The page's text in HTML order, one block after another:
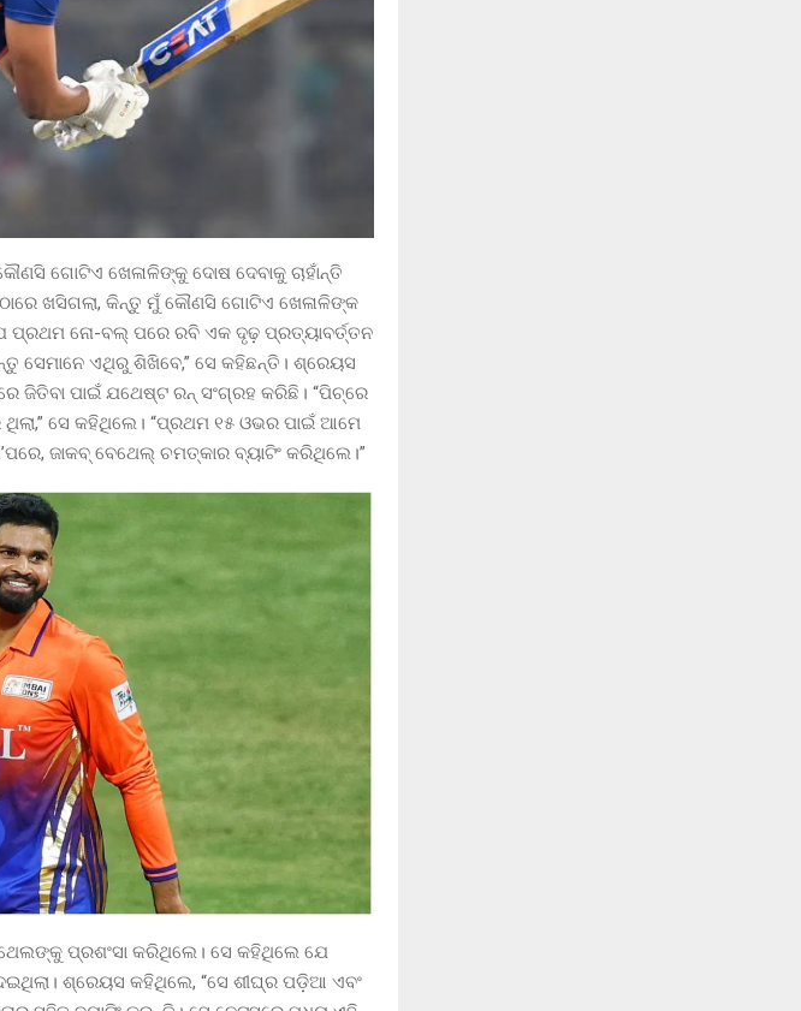
ଗୋଟିଏ ଖେଳାଳିଙ୍କୁ ଦୋଷ ଦେବାକୁ ଚାହାଁନ୍ତି
ଖସିଗଲା, କିନ୍ତୁ ମୁଁ କୌଣସି ଗୋଟିଏ ଖେଳାଳିଙ୍କ
ପ୍ରଥମ ନୋ-ବଲ୍ ପରେ ରବି ଏକ ଦୃଢ଼ ପ୍ରତ୍ୟାବର୍ତ୍ତନ
ସେମାନେ ଏଥିରୁ ଶିଖିବେ,” ସେ କହିଛନ୍ତି। ଶ୍ରେୟସ
ପାଇଁ ଯଥେଷ୍ଟ ରନ୍ ସଂଗ୍ରହ କରିଛି। “ପିଚ୍‌ରେ
ସେ କହିଥିଲେ। “ପ୍ରଥମ ୧୫ ଓଭର ପାଇଁ ଆମେ
ଜାକବ୍ ବେଥେଲ୍ ଚମତ୍କାର ବ୍ୟାଟିଂ କରିଥିଲେ।”
ପ୍ରଶଂସା କରିଥିଲେ। ସେ କହିଥିଲେ ଯେ
ଶ୍ରେୟସ କହିଥିଲେ, “ସେ ଶୀଘ୍ର ପଡ଼ିଆ ଏବଂ